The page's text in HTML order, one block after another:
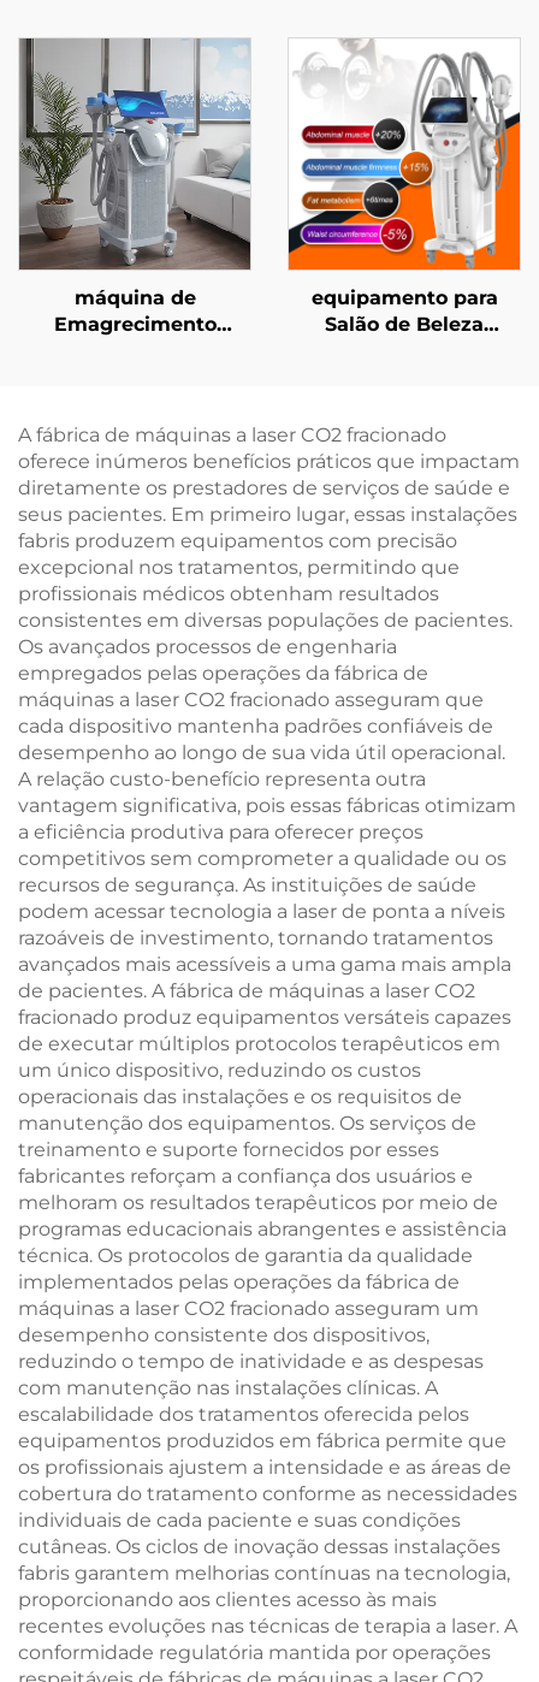
Facial, Firmamento
Cutâneo e Modelagem
Corporal para Idade
Avançada
Médico e MMDSAP
máquina de
Emagrecimento
Tecnologia de
Resfriamento de 360
Graus e Crioterapia
para Perda de Peso
equipamento para
Salão de Beleza
Estimulação
Eletromagnética
Muscular
A fábrica de máquinas a laser CO2 fracionado
oferece inúmeros benefícios práticos que impactam
diretamente os prestadores de serviços de saúde e
seus pacientes. Em primeiro lugar, essas instalações
fabris produzem equipamentos com precisão
excepcional nos tratamentos, permitindo que
profissionais médicos obtenham resultados
consistentes em diversas populações de pacientes.
Os avançados processos de engenharia
empregados pelas operações da fábrica de
máquinas a laser CO2 fracionado asseguram que
cada dispositivo mantenha padrões confiáveis de
desempenho ao longo de sua vida útil operacional.
A relação custo-benefício representa outra
vantagem significativa, pois essas fábricas otimizam
a eficiência produtiva para oferecer preços
competitivos sem comprometer a qualidade ou os
recursos de segurança. As instituições de saúde
podem acessar tecnologia a laser de ponta a níveis
razoáveis de investimento, tornando tratamentos
avançados mais acessíveis a uma gama mais ampla
de pacientes. A fábrica de máquinas a laser CO2
fracionado produz equipamentos versáteis capazes
de executar múltiplos protocolos terapêuticos em
um único dispositivo, reduzindo os custos
operacionais das instalações e os requisitos de
manutenção dos equipamentos. Os serviços de
treinamento e suporte fornecidos por esses
fabricantes reforçam a confiança dos usuários e
melhoram os resultados terapêuticos por meio de
programas educacionais abrangentes e assistência
técnica. Os protocolos de garantia da qualidade
implementados pelas operações da fábrica de
máquinas a laser CO2 fracionado asseguram um
desempenho consistente dos dispositivos,
reduzindo o tempo de inatividade e as despesas
com manutenção nas instalações clínicas. A
escalabilidade dos tratamentos oferecida pelos
equipamentos produzidos em fábrica permite que
os profissionais ajustem a intensidade e as áreas de
cobertura do tratamento conforme as necessidades
individuais de cada paciente e suas condições
cutâneas. Os ciclos de inovação dessas instalações
fabris garantem melhorias contínuas na tecnologia,
proporcionando aos clientes acesso às mais
recentes evoluções nas técnicas de terapia a laser. A
conformidade regulatória mantida por operações